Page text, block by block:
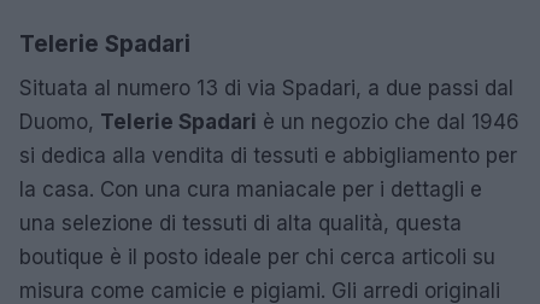
Telerie Spadari
Situata al numero 13 di via Spadari, a due passi dal
Duomo, Telerie Spadari è un negozio che dal 1946
si dedica alla vendita di tessuti e abbigliamento per
la casa. Con una cura maniacale per i dettagli e
una selezione di tessuti di alta qualità, questa
boutique è il posto ideale per chi cerca articoli su
misura come camicie e pigiami. Gli arredi originali